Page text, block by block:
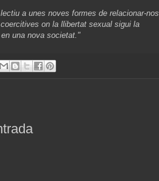
a unes noves formes de relacionar-nos
on la llibertat sexual sigui la
una nova societat."